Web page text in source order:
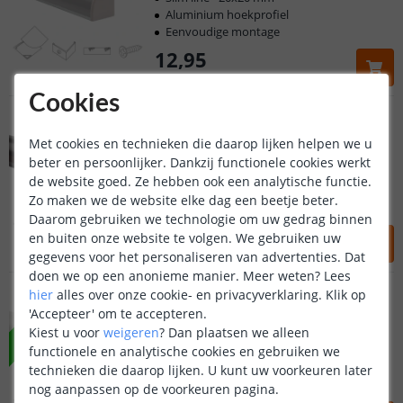
12,95
Aluminium hoekprofiel
Eenvoudige montage
(2 reviews)
OP VOORRAAD
13,95
Slim line - 20x20 mm
Zwart led hoekprofiel
Keuze uit 2 afdekkappen
NIEUW
1M - compleet profiel
Hoekprofiel wit
(1 reviews)
Slim line - 20x20 mm
Wit hoekprofiel
Eenvoudige montage
Cookies
Met cookies en technieken die daarop lijken helpen we u
beter en persoonlijker. Dankzij functionele cookies werkt
de website goed. Ze hebben ook een analytische functie.
Zo maken we de website elke dag een beetje beter.
Daarom gebruiken we technologie om uw gedrag binnen
en buiten onze website te volgen. We gebruiken uw
gegevens voor het personaliseren van advertenties. Dat
doen we op een anonieme manier. Meer weten? Lees
hier alles over onze cookie- en privacyverklaring. Klik op
'Accepteer' om te accepteren.
Kiest u voor weigeren? Dan plaatsen we alleen
functionele en analytische cookies en gebruiken we
technieken die daarop lijken. U kunt uw voorkeuren later
nog aanpassen op de voorkeuren pagina.